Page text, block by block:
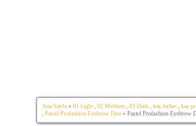
Ana Sayfa » 01 Light , 02 Medium , 03 Dark , kaş farları , kaş
, Pastel Profashion Eyebrow Dou » Pastel Profashion Eyebrow